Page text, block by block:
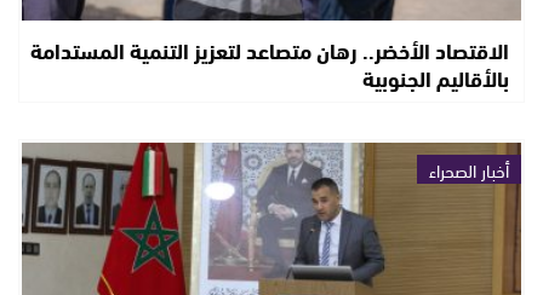
الاقتصاد الأخضر.. رهان متصاعد لتعزيز التنمية المستدامة
بالأقاليم الجنوبية
أخبار الصحراء